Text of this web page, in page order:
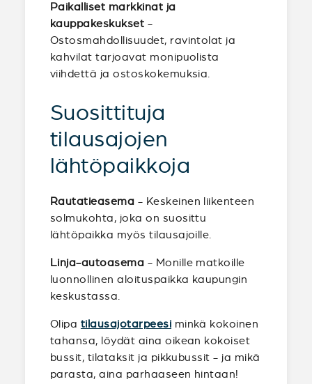
Paikalliset markkinat ja
kauppakeskukset -
Ostosmahdollisuudet, ravintolat ja
kahvilat tarjoavat monipuolista
viihdettä ja ostoskokemuksia.
Suosittituja
tilausajojen
lähtöpaikkoja
Rautatieasema - Keskeinen liikenteen
solmukohta, joka on suosittu
lähtöpaikka myös tilausajoille.
Linja-autoasema - Monille matkoille
luonnollinen aloituspaikka kaupungin
keskustassa.
Olipa tilausajotarpeesi minkä kokoinen
tahansa, löydät aina oikean kokoiset
bussit, tilataksit ja pikkubussit - ja mikä
parasta, aina parhaaseen hintaan!